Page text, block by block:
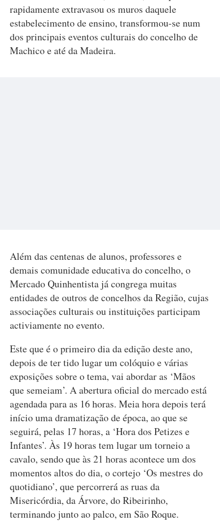
rapidamente extravasou os muros daquele
estabelecimento de ensino, transformou-se num
dos principais eventos culturais do concelho de
Machico e até da Madeira.
Além das centenas de alunos, professores e
demais comunidade educativa do concelho, o
Mercado Quinhentista já congrega muitas
entidades de outros de concelhos da Região, cujas
associações culturais ou instituições participam
activiamente no evento.
Este que é o primeiro dia da edição deste ano,
depois de ter tido lugar um colóquio e várias
exposições sobre o tema, vai abordar as ‘Mãos
que semeiam’. A abertura oficial do mercado está
agendada para as 16 horas. Meia hora depois terá
início uma dramatização de época, ao que se
seguirá, pelas 17 horas, a ‘Hora dos Petizes e
Infantes’. Às 19 horas tem lugar um torneio a
cavalo, sendo que às 21 horas acontece um dos
momentos altos do dia, o cortejo ‘Os mestres do
quotidiano’, que percorrerá as ruas da
Misericórdia, da Árvore, do Ribeirinho,
terminando junto ao palco, em São Roque.